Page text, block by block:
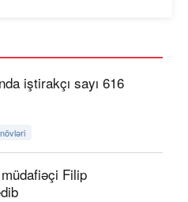
iştirakçı sayı 616
Filip